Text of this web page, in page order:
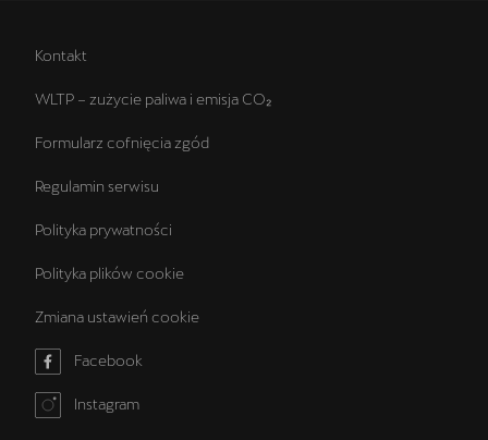
Kontakt
WLTP – zużycie paliwa i emisja CO₂
Formularz cofnięcia zgód
Regulamin serwisu
Polityka prywatności
Polityka plików cookie
Zmiana ustawień cookie
Facebook
Instagram